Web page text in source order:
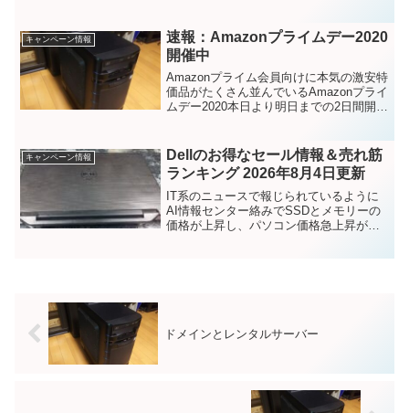
ール開催8/12～8/16セール情報のご紹介
です。大容量の...
キャンペーン情報
速報：Amazonプライムデー2020
開催中
Amazonプライム会員向けに本気の激安特
価品がたくさん並んでいるAmazonプライ
ムデー2020本日より明日までの2日間開催
要になりますが、年間の会費分の元は
こ...
キャンペーン情報
Dellのお得なセール情報＆売れ筋
ランキング 2026年8月4日更新
IT系のニュースで報じられているように
AI情報センター絡みでSSDとメモリーの
価格が上昇し、パソコン価格急上昇が噂
ドメインとレンタルサーバー